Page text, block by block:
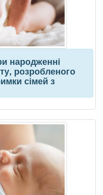
народженні
розробленого
сімей з